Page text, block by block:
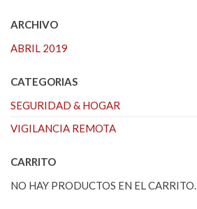
ARCHIVO
ABRIL 2019
CATEGORIAS
SEGURIDAD & HOGAR
VIGILANCIA REMOTA
CARRITO
NO HAY PRODUCTOS EN EL CARRITO.